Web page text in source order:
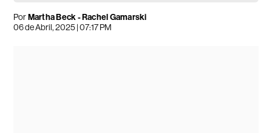
PorMartha Beck - Rachel Gamarski
06 de Abril, 2025 | 07:17 PM